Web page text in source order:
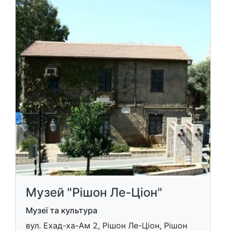
Музей "Рішон Ле-Ціон"
Музеї та культура
вул. Ехад-ха-Ам 2, Рішон Ле-Ціон, Рішон